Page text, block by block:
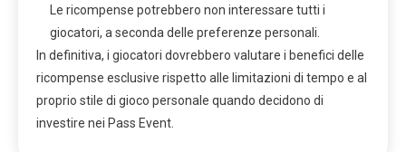
Le ricompense potrebbero non interessare tutti i
giocatori, a seconda delle preferenze personali.
In definitiva, i giocatori dovrebbero valutare i benefici delle
ricompense esclusive rispetto alle limitazioni di tempo e al
proprio stile di gioco personale quando decidono di
investire nei Pass Event.